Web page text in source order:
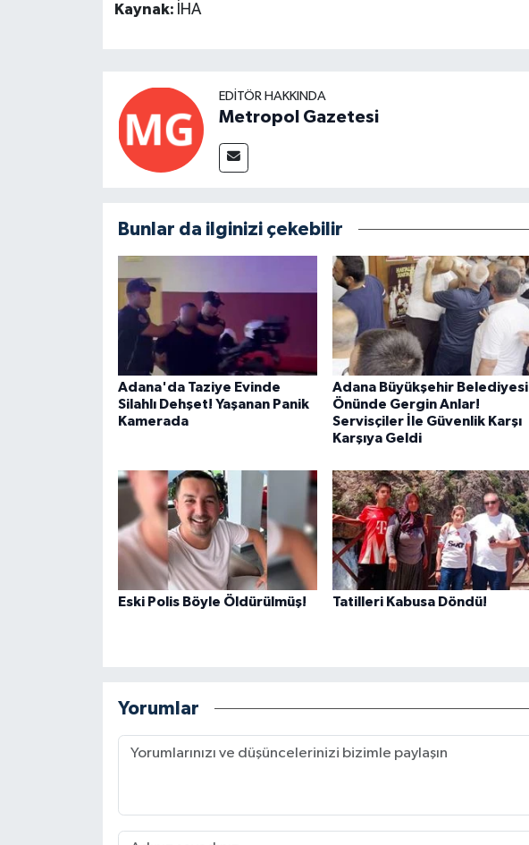
Kaynak: İHA
EDITÖR HAKKINDA
Metropol Gazetesi
Bunlar da ilginizi çekebilir
Adana'da Taziye Evinde
Silahlı Dehşet! Yaşanan Panik
Kamerada
Adana Büyükşehir Belediyesi
Önünde Gergin Anlar!
Servisçiler İle Güvenlik Karşı
Karşıya Geldi
Eski Polis Böyle Öldürülmüş! Tatilleri Kabusa Döndü!
Yorumlar